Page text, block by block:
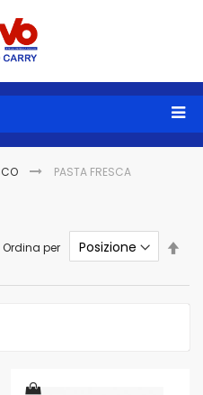
PASTA FRESCA
Ordina per